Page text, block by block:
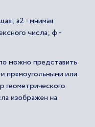
а2 - мнимая
числа; ф -
можно представить
прямоугольными или
геометрического
изображен на